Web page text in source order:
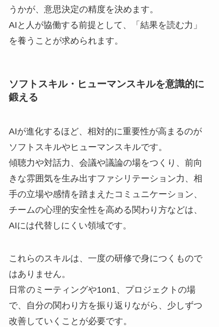
うかが、意思決定の精度を決めます。
AIと人が協働する前提として、「結果を読む力」
を養うことが求められます。
ソフトスキル・ヒューマンスキルを意識的に
鍛える
AIが進化するほど、相対的に重要性が高まるのが
ソフトスキルやヒューマンスキルです。
傾聴力や対話力、会議や議論の場をつくり、前向
きな雰囲気を生み出すファシリテーション力、相
手の立場や感情を踏まえたコミュニケーション、
チームの心理的安全性を高める関わり方などは、
AIには代替しにくい領域です。
これらのスキルは、一度の研修で身につくもので
はありません。
日常のミーティングや1on1、プロジェクトの場
で、自分の関わり方を振り返りながら、少しずつ
改善していくことが必要です。